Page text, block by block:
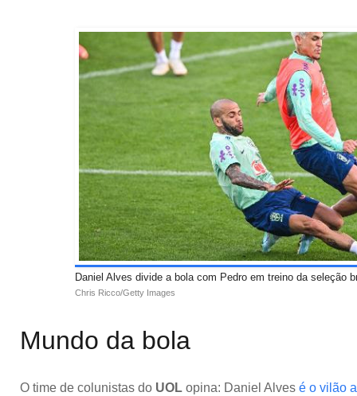
Daniel Alves divide a bola com Pedro em treino da seleção
Chris Ricco/Getty Images
Mundo da bola
O time de colunistas do UOL opina: Daniel Alves é o vilão